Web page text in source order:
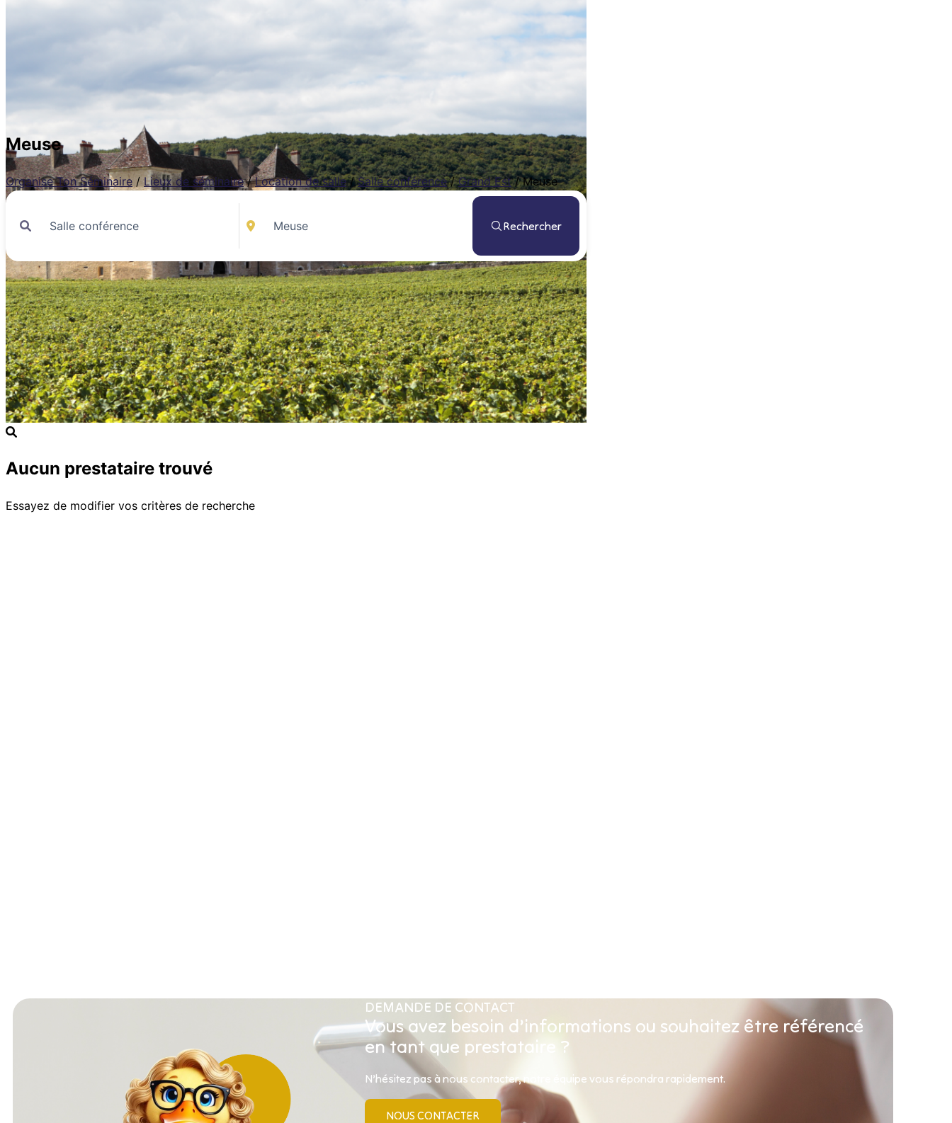
Meuse
Organise Ton Séminaire / Lieux de séminaire / Location de salle / Salle conférence / Grand Est / Meuse
Rechercher
Aucun prestataire trouvé
Essayez de modifier vos critères de recherche
DEMANDE DE CONTACT
Vous avez besoin d’informations ou souhaitez être référencé
en tant que prestataire ?
N’hésitez pas à nous contacter, notre équipe vous répondra rapidement.
NOUS CONTACTER